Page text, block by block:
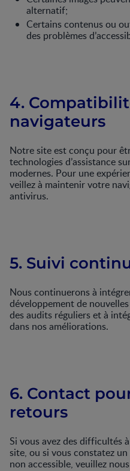
alternatif;
Certains contenus ou
des problèmes
4.
navigateurs
Notre site est conçu pour
technologies d’assistance
modernes. Pour une
veillez à maintenir votre
antivirus.
5. Suivi
Nous continuerons à
développement de
des audits réguliers et à
dans nos améliorations.
6. Contact
retours
Si vous avez des difficultés
site, ou si vous constatez
non accessible, veuillez nous